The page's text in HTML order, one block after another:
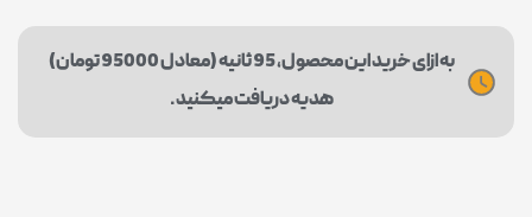
به ازای خرید این محصول، 95 ثانیه (معادل 95000 تومان)
هدیه دریافت میکنید.